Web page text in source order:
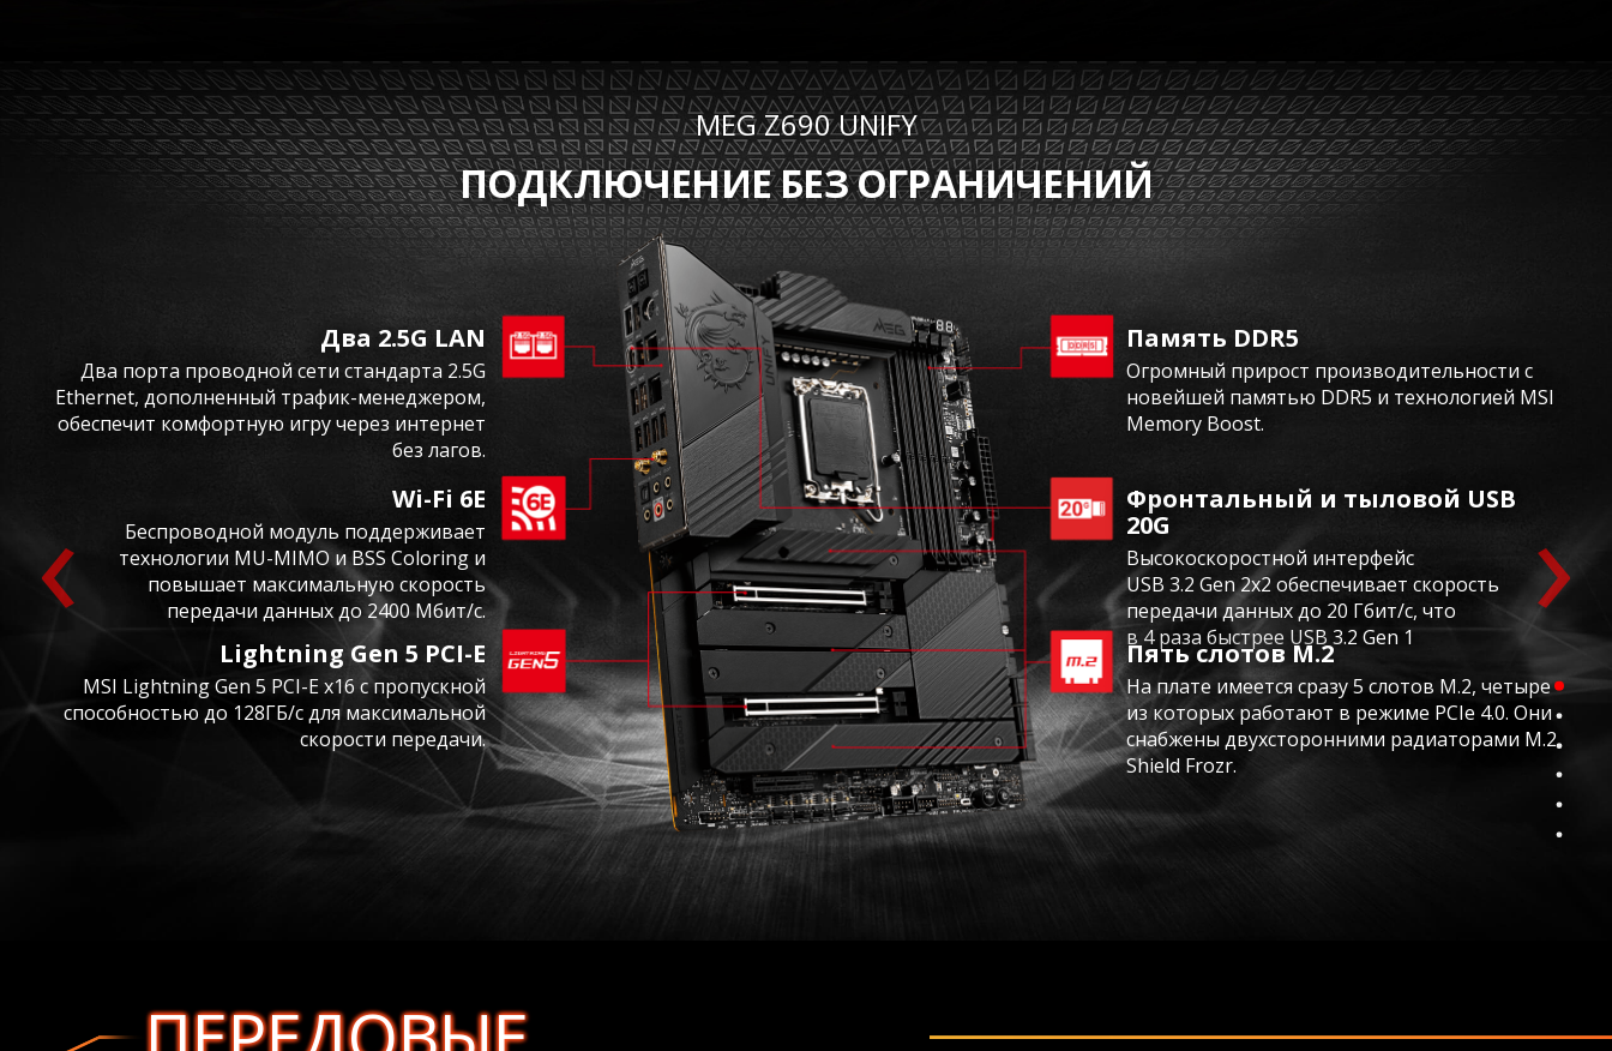
MEG Z690 UNIFY
ПОДКЛЮЧЕНИЕ БЕЗ ОГРАНИЧЕНИЙ
Два 2.5G LAN
Два порта проводной сети стандарта 2.5G
Ethernet, дополненный трафик-менеджером,
обеспечит комфортную игру через интернет
без лагов.
Wi-Fi 6E
Беспроводной модуль поддерживает
технологии MU-MIMO и BSS Coloring и
повышает максимальную скорость
передачи данных до 2400 Мбит/с.
Lightning Gen 5 PCI-E
MSI Lightning Gen 5 PCI-E x16 с пропускной
способностью до 128ГБ/с для максимальной
скорости передачи.
Память DDR5
Огромный прирост производительности с
новейшей памятью DDR5 и технологией MSI
Memory Boost.
Фронтальный и тыловой USB
20G
Высокоскоростной интерфейс
USB 3.2 Gen 2x2 обеспечивает скорость
передачи данных до 20 Гбит/с, что
в 4 раза быстрее USB 3.2 Gen 1
Пять слотов M.2
На плате имеется сразу 5 слотов M.2, четыре
из которых работают в режиме PCIe 4.0. Они
снабжены двухсторонними радиаторами M.2
Shield Frozr.
‹ ›